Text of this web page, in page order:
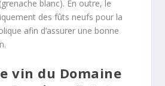
blanc). En outre, le
des fûts neufs pour la
afin d’assurer une bonne
vin du Domaine